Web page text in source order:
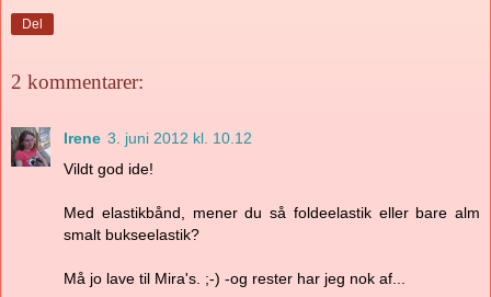
Del
2 kommentarer:
Irene 3. juni 2012 kl. 10.12
Vildt god ide!
Med elastikbånd, mener du så foldeelastik eller bare alm
smalt bukseelastik?
Må jo lave til Mira's. ;-) -og rester har jeg nok af...